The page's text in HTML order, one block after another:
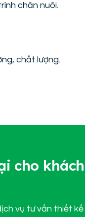
chăn nuôi.
chất lượng.
cho
vụ tư vấn thiết